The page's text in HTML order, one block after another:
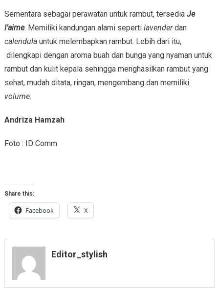
Sementara sebagai perawatan untuk rambut, tersedia Je
l’aime. Memiliki kandungan alami seperti lavenderdan
calendula untuk melembapkan rambut. Lebih dari itu,
dilengkapi dengan aroma buah dan bunga yang nyaman untuk
rambut dan kulit kepala sehingga menghasilkan rambut yang
sehat, mudah ditata, ringan, mengembang dan memiliki
volume.
Andriza Hamzah
Foto : ID Comm
Share this:
Facebook X
Editor_stylish